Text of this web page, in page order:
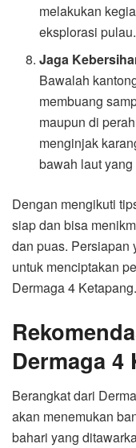
melakukan
eksplorasi pulau.
Jaga
Bawalah
membuang
maupun di
menginjak
bawah laut yang
Dengan mengikuti
siap dan bisa
dan puas. Persiapan
untuk menciptakan
Dermaga 4 Ketapang.
Dermaga 4
Berangkat dari
akan menemukan
bahari yang